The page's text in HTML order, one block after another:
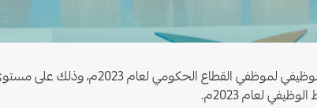
حصلت الهيئة العامة للأوقاف على المركز الأول